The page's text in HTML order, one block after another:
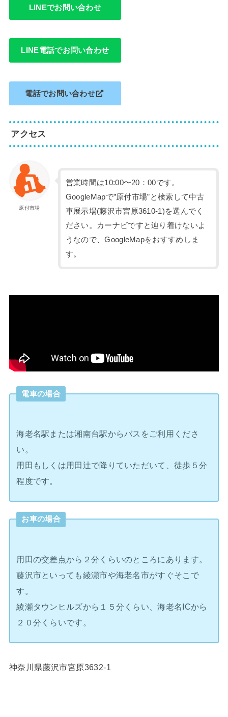
LINEでお問い合わせ
LINE電話でお問い合わせ
電話でお問い合わせ
アクセス
原付市場
営業時間は10:00〜20：00です。
GoogleMapで”原付市場”と検索して中古
車展示場(藤沢市宮原3610-1)を選んでく
ださい。カーナビですと辿り着けないよ
うなので、GoogleMapをおすすめしま
す。
電車の場合
海老名駅または湘南台駅からバスをご利用くださ
い。
用田もしくは用田辻で降りていただいて、徒歩５分
程度です。
お車の場合
用田の交差点から２分くらいのところにあります。
藤沢市といっても綾瀬市や海老名市がすぐそこで
す。
綾瀬タウンヒルズから１５分くらい、海老名ICから
２０分くらいです。
神奈川県藤沢市宮原3632-1